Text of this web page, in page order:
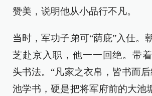
赞美，说明他从小品行不凡。
当时，军功子弟可“荫庇”入仕。
芝赴京入职，他一一回绝。带
头书法。“凡家之衣帛，皆书而
池学书，硬是把将军府前的大池